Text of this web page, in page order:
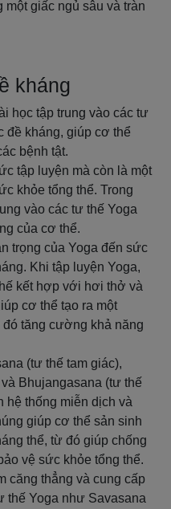
giấc ngủ sâu và tràn
kháng
học tập trung vào các tư
đề kháng, giúp cơ thể
bệnh tật.
tập luyện mà còn là một
khỏe tổng thể. Trong
vào các tư thế Yoga
của cơ thể.
trọng của Yoga đến sức
Khi tập luyện Yoga,
kết hợp với hơi thở và
cơ thể tạo ra một
tăng cường khả năng
(tư thế tam giác),
Bhujangasana (tư thế
hệ thống miễn dịch và
giúp cơ thể sản sinh
thể, từ đó giúp chống
vệ sức khỏe tổng thể.
căng thẳng và cung cấp
thế Yoga như Savasana